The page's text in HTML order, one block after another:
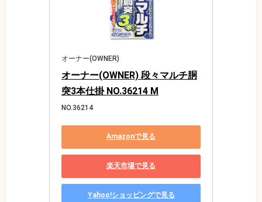
オーナー(OWNER)
オーナー(OWNER) 段々マルチ胴
突3本仕掛 NO.36214 M
NO.36214
Amazonで見る
楽天市場で見る
Yahoo!ショッピングで見る